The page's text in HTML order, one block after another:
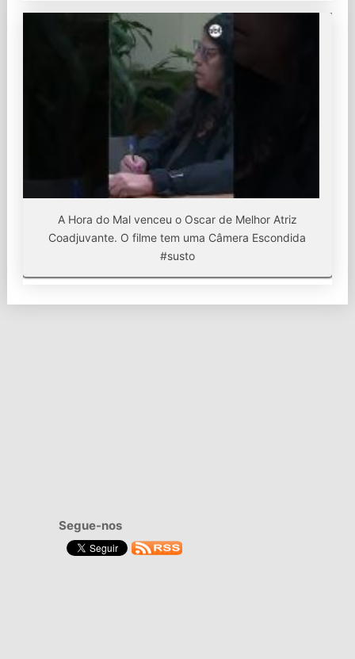
A Hora do Mal venceu o Oscar de Melhor Atriz
Coadjuvante. O filme tem uma Câmera Escondida
#susto
Segue-nos